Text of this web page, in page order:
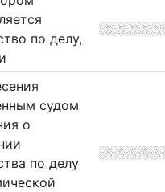
по делу,
судом
о
по делу